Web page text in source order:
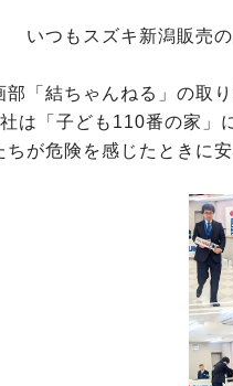
いつもスズキ新潟販売
部「結ちゃんねる」の取
は「子ども110番の家」
ちが危険を感じたときに